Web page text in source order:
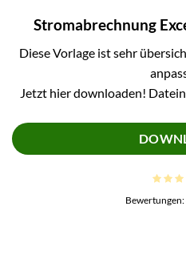
Stromabrechnung
Diese Vorlage ist sehr
Jetzt hier downloaden!
Bewertungen: